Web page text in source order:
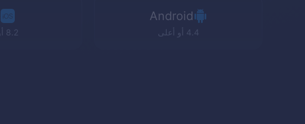
Android
4.4 أو أعلى 8.2 أو أعلى